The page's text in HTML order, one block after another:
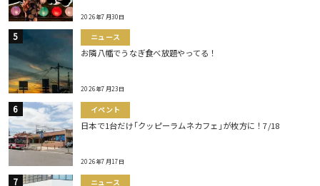
2026年7月30日
ニュース
お隣八幡でうなぎ食べ放題やってる！
2026年7月23日
イベント
日本で1台だけ｢クッピーラムネカフェ｣が枚方に！7/18
2026年7月17日
ニュース